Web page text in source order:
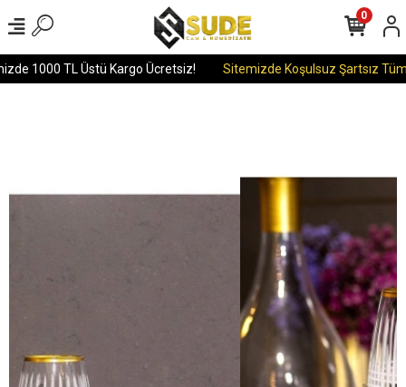
1000 TL Üstü Kargo Ücretsiz! Sitemizde Koşulsuz Şartsız Tüm
0